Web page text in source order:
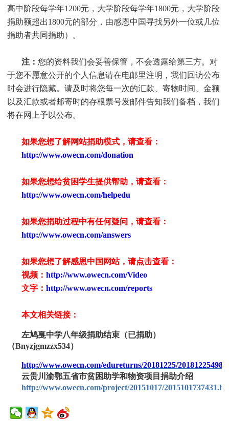
高中阶段每学年1200元，大学阶段每学年1800元，大学阶段
捐助额超出1800元的部分，由感恩中国寻找另外一位或几位
捐助者共同捐助）。
注： 您的资料我们会妥善保管，不会透露给第三方。对
于您不愿意公开的个人信息请在电邮里注明，我们回访公布
时会进行隐藏。请及时将您每一次的汇款、寄物时间、金额
以及汇款或者邮寄时的存根票号发邮件告知我们备档，我们
将在网上予以公布。
如果您想了解网站捐助模式，请查看：
http://www.owecn.com/donation
如果您想给贫困学生提供帮助，请查看：
http://www.owecn.com/helpedu
如果您捐助过程中有任何疑问，请查看：
http://www.owecn.com/answers
如果您想了解感恩中国网站，请点击查看：
视频： http://www.owecn.com/Video
文字： http://www.owecn.com/reports
本文相关链接：
左鸠戛中学八年级捐助结束（已捐助）
（Bnyzjgmzzx534）
http://www.owecn.com/edureturns/20181225/
云贵川渝鄂五省市贫困助学和物资项目捐助介绍
http://www.owecn.com/project/20151017/